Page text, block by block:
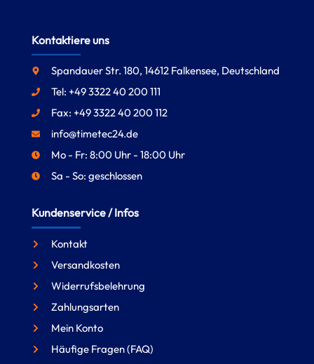
Kontaktiere uns
Spandauer Str. 180, 14612 Falkensee, Deutschland
Tel: +49 3322 40 200 111
Fax: +49 3322 40 200 112
info@timetec24.de
Mo - Fr: 8:00 Uhr - 18:00 Uhr
Sa - So: geschlossen
Kundenservice / Infos
Kontakt
Versandkosten
Widerrufsbelehrung
Zahlungsarten
Mein Konto
Häufige Fragen (FAQ)